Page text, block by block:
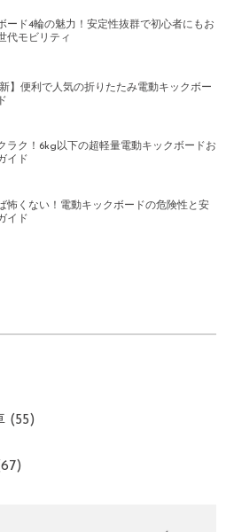
ード4輪の魅力！安定性抜群で初心者にもお
代モビリティ
新】便利で人気の折りたたみ電動キックボー
ラク！6kg以下の超軽量電動キックボードお
イド
怖くない！電動キックボードの危険性と安
イド
(55)